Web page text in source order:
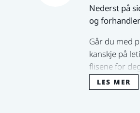
Nederst på
og
Går du med
kanskje på
flisene for
Fliser er
LES MER